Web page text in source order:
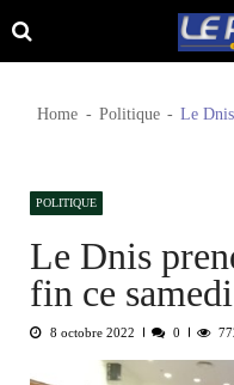
Skip
to
Skip
to
Home Politique Le
POLITIQUE
Le Dnis
fin ce samedi
8 octobre 2022 0